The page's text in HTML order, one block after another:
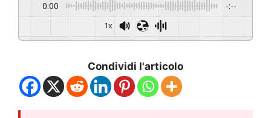
0:00 -:--
1x
Condividi l'articolo